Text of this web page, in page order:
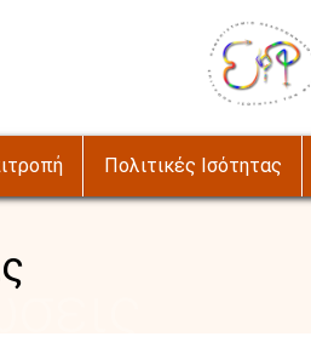
Image
Πολιτικές Ισότητας